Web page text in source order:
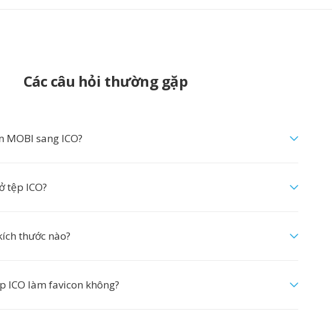
Các câu hỏi thường gặp
MOBI sang ICO?
tệp ICO?
thước nào?
ICO làm favicon không?